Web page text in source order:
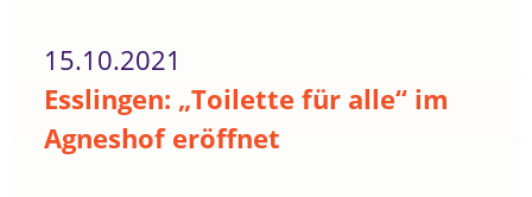
15.10.2021
Esslingen: „Toilette für alle“ im
Agneshof eröffnet